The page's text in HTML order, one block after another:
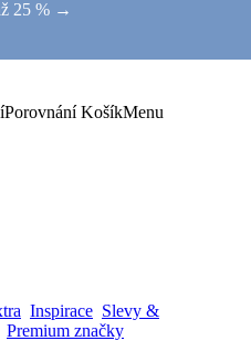
25 % →
Porovnání KošíkMenu
Inspirace Slevy &
Premium značky